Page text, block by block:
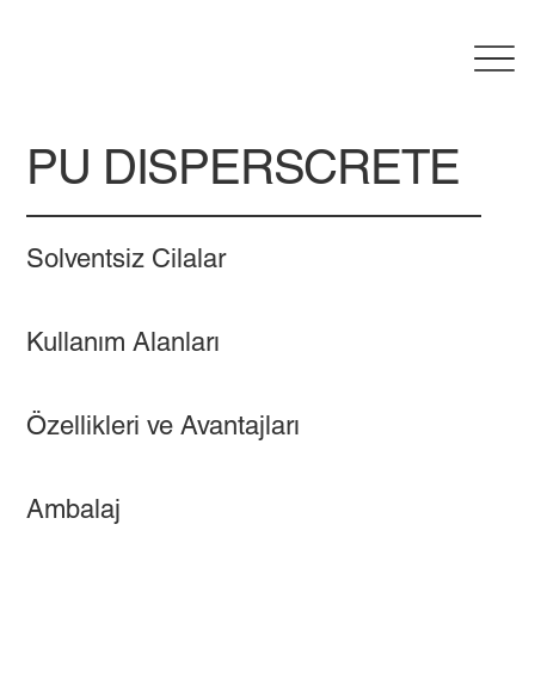
PU DISPERSCRETE
Solventsiz Cilalar
Kullanım Alanları
Özellikleri ve Avantajları
Ambalaj